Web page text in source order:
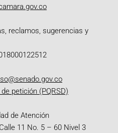
reclamos, sugerencias y
petición (PQRSD)
de Atención
11 No. 5 – 60 Nivel 3